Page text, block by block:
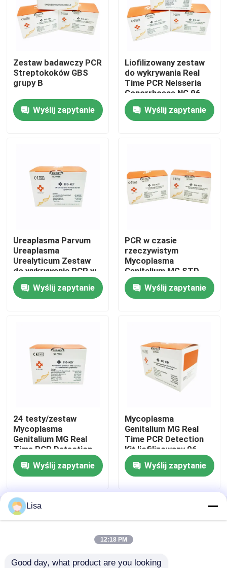
Produkty
Filmy
O nas
Wycieczka po fabryce
Kontrola jakości
Skontaktuj się z nami
blog
Przenośna maszyna qPCR
Zestaw HPV PCR
Zestaw testowy STD STI
Test oddechowy PCR
Zestaw badawczy PCR
Streptokoków GBS
grupy B
Wyślij zapytanie
Liofilizowany zestaw
do wykrywania Real
Time PCR Neisseria
Gonorrhoeae NG 96
testów/zestaw
Wyślij zapytanie
Ureaplasma Parvum
Ureaplasma
Urealyticum Zestaw
do wykrywania PCR w
czasie rzeczywistym
Liofilizowany
Wyślij zapytanie
PCR w czasie
rzeczywistym
Mycoplasma
Genitalium MG STD
STI Zestaw testowy
liofilizowany 48
testów / zestaw
Wyślij zapytanie
24 testy/zestaw
Mycoplasma
Genitalium MG Real
Time PCR Detection
Kit liofilizowany
Wyślij zapytanie
Mycoplasma
Genitalium MG Real
Time PCR Detection
Kit liofilizowany 96
testów/zestaw
Wyślij zapytanie
Dom
Sitemap
Polityka prywatności
JakośćMaszyna RT qPCRFabryka w
Lisa
12:18 PM
Good day, what product are you looking